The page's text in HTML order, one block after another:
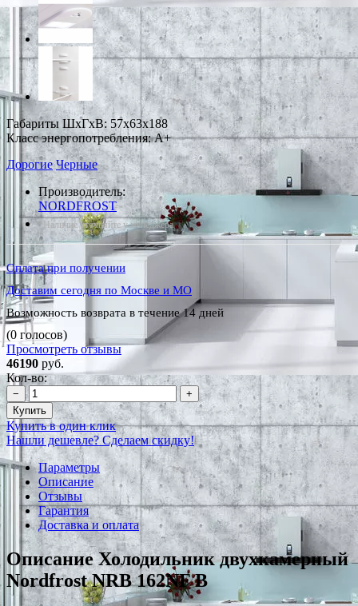
Габариты ШxГxВ: 57x63x188
Класс энергопотребления: A+
Дорогие Черные
Производитель:
NORDFROST
*Наличие уточняйте у менеджера
Оплата при получении
Доставим сегодня по Москве и МО
Возможность возврата в течение 14 дней
(0 голосов)
Просмотреть отзывы
46190 руб.
Кол-во:
−
+
Купить
Купить в один клик
Нашли дешевле? Сделаем скидку!
Параметры
Описание
Отзывы
Гарантия
Доставка и оплата
Описание Холодильник двухкамерный
Nordfrost NRB 162NF B